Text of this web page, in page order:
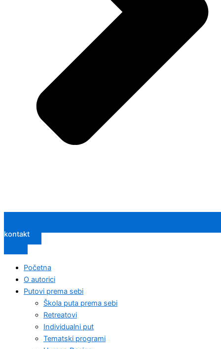
kontakt
Početna
O autorici
Putovi prema sebi
Škola puta prema sebi
Retreatovi
Individualni put
Tematski programi